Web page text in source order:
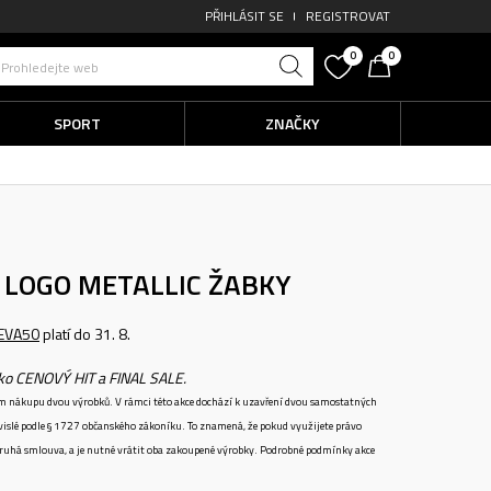
PŘIHLÁSIT SE REGISTROVAT
Prohledejte web
0 0
SPORT ZNAČKY
METALLIC ŽABKY
platí do 31. 8.
HIT a FINAL SALE.
nákupu dvou výrobků. V rámci této akce dochází k uzavření dvou samostatných
podle § 1727 občanského zákoníku. To znamená, že pokud využijete právo
smlouva, a je nutné vrátit oba zakoupené výrobky. Podrobné podmínky akce